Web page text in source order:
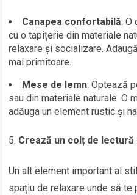
Canapea confortabilă: O
cu o tapițerie din materiale
relaxare și socializare.
mai primitoare.
Mese de lemn: Optează
sau din materiale naturale. O
adăuga un element rustic și
Crează un colț de
Un alt element important al
spațiu de relaxare unde să te